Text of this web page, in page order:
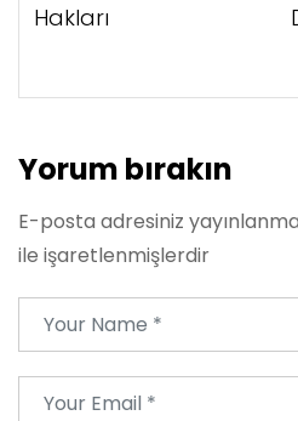
Hakları
Yorum bırakın
E-posta adresiniz
ile işaretlenmişlerdir